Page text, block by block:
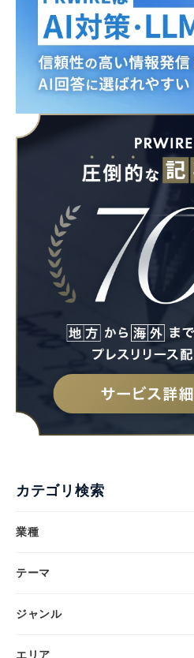
カテゴリ検索
業種
テーマ
ジャンル
エリア